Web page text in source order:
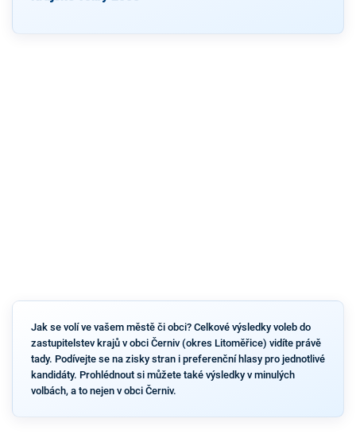
Jak se volí ve vašem městě či obci? Celkové výsledky voleb do
zastupitelstev krajů v obci Černiv (okres Litoměřice) vidíte právě
tady. Podívejte se na zisky stran i preferenční hlasy pro jednotlivé
kandidáty. Prohlédnout si můžete také výsledky v minulých
volbách, a to nejen v obci Černiv.